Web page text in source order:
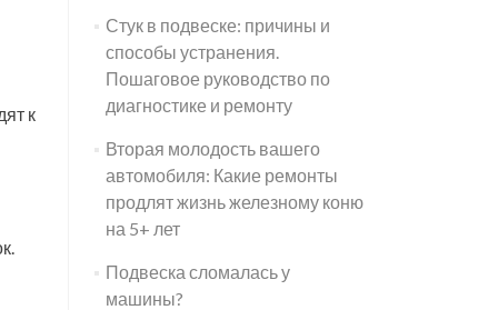
к
Стук в подвеске: причины и
способы устранения.
Пошаговое руководство по
диагностике и ремонту
Вторая молодость вашего
автомобиля: Какие ремонты
продлят жизнь железному коню
на 5+ лет
Подвеска сломалась у
машины?